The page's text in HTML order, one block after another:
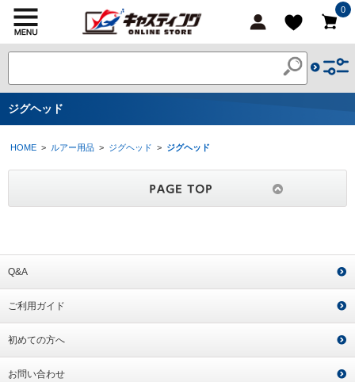
0
ジグヘッド
HOME > ルアー用品 > ジグヘッド > ジグヘッド
Q&A
ご利用ガイド
初めての方へ
お問い合わせ